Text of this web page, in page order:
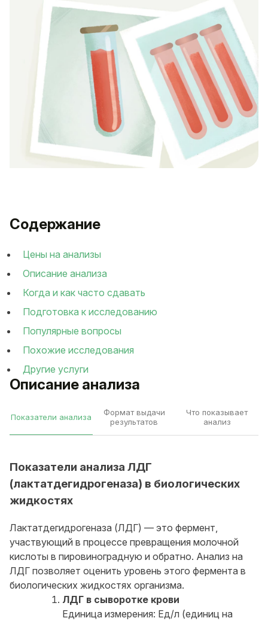
Описание анализа
Показатели анализа
Формат выдачи
результатов
Что показывает
анализ
Показатели анализа ЛДГ
(лактатдегидрогеназа) в биологических
жидкостях
Лактатдегидрогеназа (ЛДГ) — это фермент,
участвующий в процессе превращения молочной
кислоты в пировиноградную и обратно. Анализ на
ЛДГ позволяет оценить уровень этого фермента в
биологических жидкостях организма.
ЛДГ в сыворотке крови
Единица измерения: Ед/л (единиц на
Содержание
Цены на анализы
Описание анализа
Когда и как часто сдавать
Подготовка к исследованию
Популярные вопросы
Похожие исследования
Другие услуги